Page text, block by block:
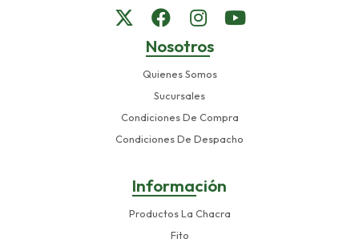
Nosotros
Quienes Somos
Sucursales
Condiciones De Compra
Condiciones De Despacho
Información
Productos La Chacra
Fito